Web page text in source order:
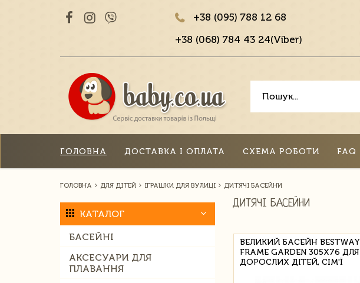
+38 (095) 788 12 68
+38 (068) 784 43 24(Viber)
ГОЛОВНА ДОСТАВКА І ОПЛАТА СХЕМА РОБОТИ FAQ
ГОЛОВНА ДЛЯ ДІТЕЙ ІГРАШКИ ДЛЯ ВУЛИЦІ ДИТЯЧІ БАСЕЙНИ
КАТАЛОГ
БАСЕЙНІ
АКСЕСУАРИ ДЛЯ
ПЛАВАННЯ
ДИТЯЧІ БАСЕЙНИ
ВЕЛИКИЙ БАСЕЙН BESTWAY
FRAME GARDEN 305X76 ДЛЯ
ДОРОСЛИХ ДІТЕЙ, СІМ'Ї